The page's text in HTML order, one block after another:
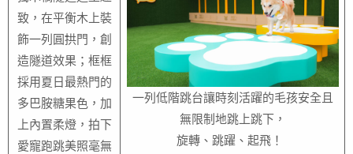
致，在平衡木上裝
飾一列圓拱門，創
造隧道效果；框框
採用夏日最熱門的
多巴胺糖果色，加
上內置柔燈，拍下
愛寵跑跳美照毫無
一列低階跳台讓時刻活躍的毛孩安全且
無限制地跳上跳下，
旋轉、跳躍、起飛！